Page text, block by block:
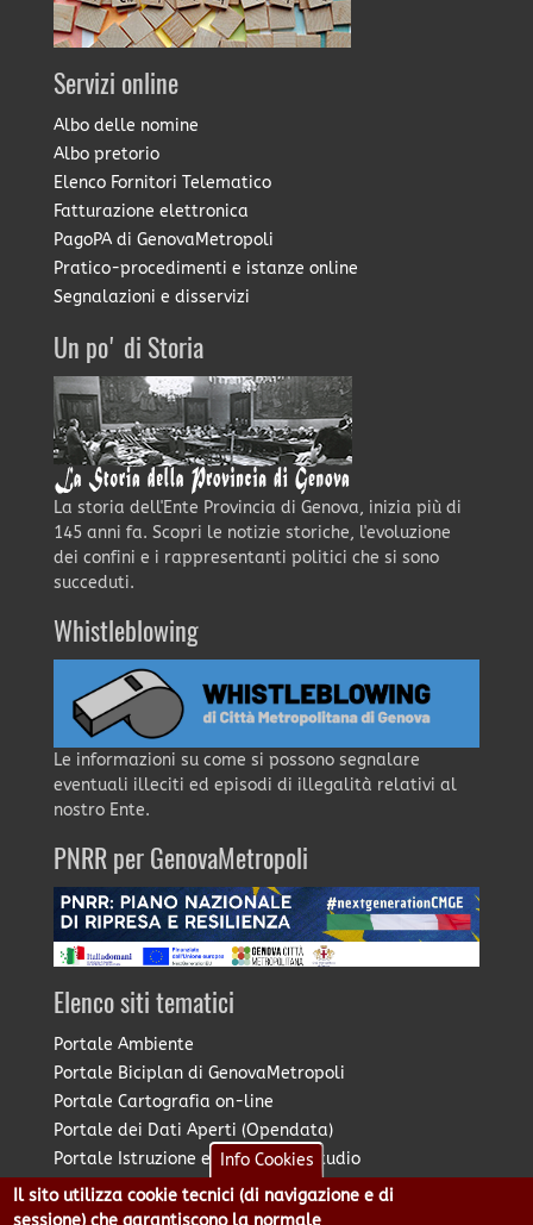
Servizi online
Albo delle nomine
Albo pretorio
Elenco Fornitori Telematico
Fatturazione elettronica
PagoPA di GenovaMetropoli
Pratico-procedimenti e istanze online
Segnalazioni e disservizi
Un po' di Storia
La storia dell'Ente Provincia di Genova, inizia più di
145 anni fa. Scopri le notizie storiche, l'evoluzione
dei confini e i rappresentanti politici che si sono
succeduti.
Whistleblowing
Le informazioni su come si possono segnalare
eventuali illeciti ed episodi di illegalità relativi al
nostro Ente.
PNRR per GenovaMetropoli
Elenco siti tematici
Portale Ambiente
Portale Biciplan di GenovaMetropoli
Portale Cartografia on-line
Portale dei Dati Aperti (Opendata)
Portale Istruzione e Diritto allo Studio
Portale Marketing Territoriale
Portale Piano Strategico Metropolitano
Info Cookies
Il sito utilizza cookie tecnici (di navigazione e di
sessione) che garantiscono la normale